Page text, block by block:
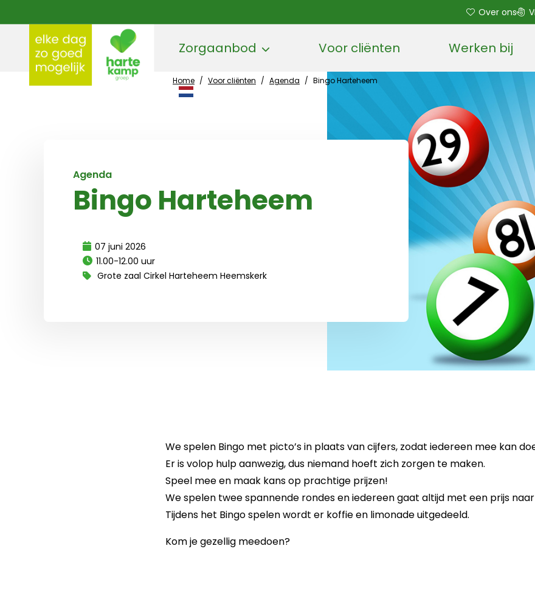
Over ons
Zorgaanbod Open sub menuVoor cliënten Werken bij
Home / Voor cliënten / Agenda / Bingo Harteheem
Bingo Harteheem
Agenda
07 juni 2026
11.00-12.00 uur
Grote zaal Cirkel Harteheem Heemskerk
We spelen Bingo met picto’s in plaats van cijfers, zodat iedereen mee kan
Er is volop hulp aanwezig, dus niemand hoeft zich zorgen te maken.
Speel mee en maak kans op prachtige prijzen!
We spelen twee spannende rondes en iedereen gaat altijd met een prijs naar
Tijdens het Bingo spelen wordt er koffie en limonade uitgedeeld.
Kom je gezellig meedoen?